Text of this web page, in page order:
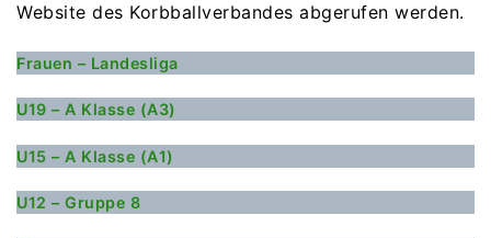
Website des Korbballverbandes abgerufen werden.
Frauen – Landesliga
U19 – A Klasse (A3)
U15 – A Klasse (A1)
U12 – Gruppe 8